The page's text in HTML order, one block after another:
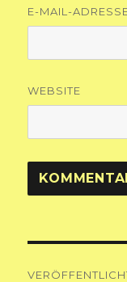
E-MAIL-
WEBSITE